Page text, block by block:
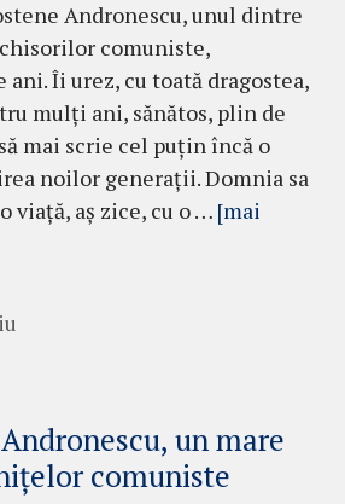
Andronescu, unul dintre
comuniste,
Îi urez, cu toată dragostea,
mulți ani, sănătos, plin de
mai scrie cel puțin încă o
noilor generații. Domnia sa
viață, aș zice, cu o … [mai
un mare
comuniste